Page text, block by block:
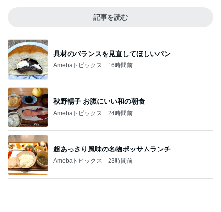
ユカイ 隣の人から貰ったプレゼント
高橋英樹 蓼科で元アシスタントと再会